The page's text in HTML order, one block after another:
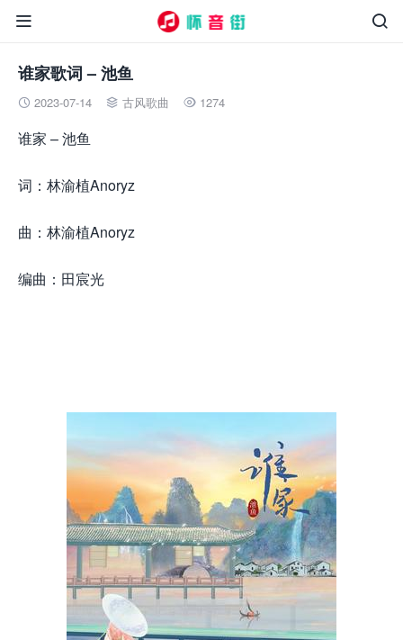


谁家歌词 – 池鱼
 2023-07-14  古风歌曲  1274
谁家 – 池鱼
词：林渝植Anoryz
曲：林渝植Anoryz
编曲：田宸光